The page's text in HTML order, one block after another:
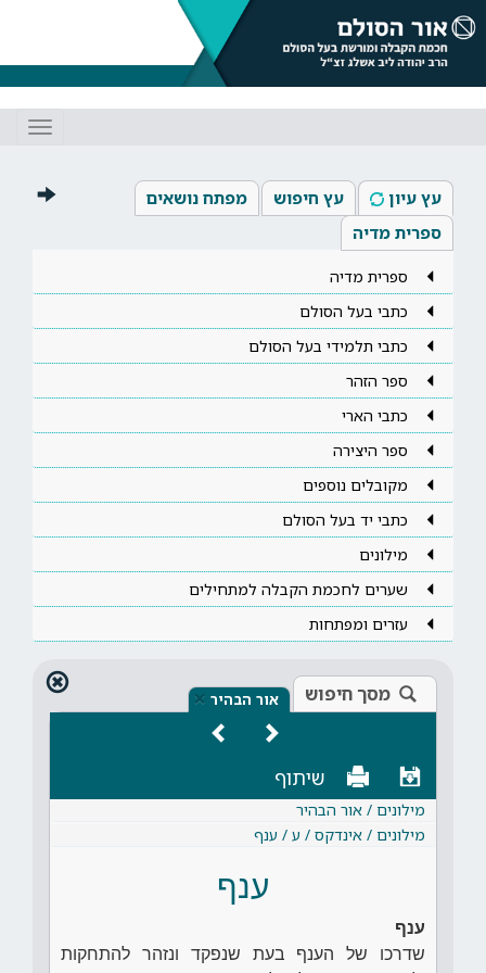
עץ עיון עץ חיפוש
מפתח נושאים
ספרית מדיה
ספרית מדיה
כתבי בעל הסולם
כתבי תלמידי בעל הסולם
ספר הזהר
כתבי הארי
ספר היצירה
מקובלים נוספים
כתבי יד בעל הסולם
מילונים
שערים לחכמת הקבלה למתחילים
עזרים ומפתחות
מסך חיפוש אור הבהיר ×
שיתוף
מילונים / אור הבהיר
מילונים / אינדקס / ע / ענף
ענף
ענף
שדרכו של הענף בעת שנפקד ונזהר להתחקות